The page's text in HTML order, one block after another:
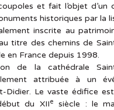
et fait l’objet d’un
historiques par la
inscrite au
titre des chemins de
en France depuis 1998.
de la cathédrale
attribuée à un
Didier. Le vaste édifice
du XIIe
siècle : le